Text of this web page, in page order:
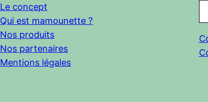
Le concept
Qui est mamounette ?
Nos produits
Nos partenaires
Mentions légales
e
c
h